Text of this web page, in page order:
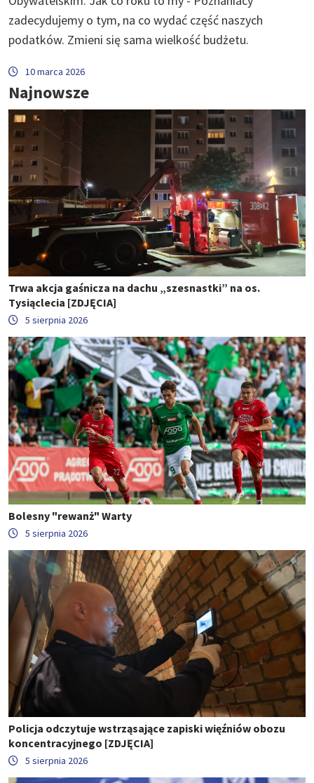
zadecydujemy o tym, na co wydać część naszych
podatków. Zmieni się sama wielkość budżetu.
10 marca 2026
Najnowsze
Trwa akcja gaśnicza na dachu „szesnastki” na os.
Tysiąclecia [ZDJĘCIA]
5 sierpnia 2026
Bolesny "rewanż" Warty
5 sierpnia 2026
Policja odczytuje wstrząsające zapiski więźniów obozu
koncentracyjnego [ZDJĘCIA]
5 sierpnia 2026